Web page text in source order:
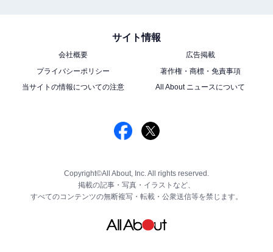
サイト情報
会社概要
広告掲載
プライバシーポリシー
著作権・商標・免責事項
当サイトの情報についての注意
All About ニュースについて
Copyright©All About, Inc. All rights reserved.
掲載の記事・写真・イラストなど、
すべてのコンテンツの無断複写・転載・公衆送信等を禁じます。